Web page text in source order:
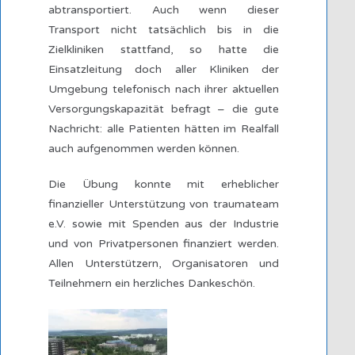
abtransportiert. Auch wenn dieser
Transport nicht tatsächlich bis in die
Zielkliniken stattfand, so hatte die
Einsatzleitung doch aller Kliniken der
Umgebung telefonisch nach ihrer aktuellen
Versorgungskapazität befragt – die gute
Nachricht: alle Patienten hätten im Realfall
auch aufgenommen werden können.
Die Übung konnte mit erheblicher
finanzieller Unterstützung von traumateam
e.V. sowie mit Spenden aus der Industrie
und von Privatpersonen finanziert werden.
Allen Unterstützern, Organisatoren und
Teilnehmern ein herzliches Dankeschön.